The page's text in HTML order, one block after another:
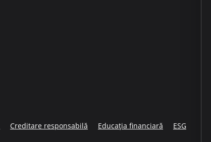
Creditare responsabilă Educația financiară
ESG